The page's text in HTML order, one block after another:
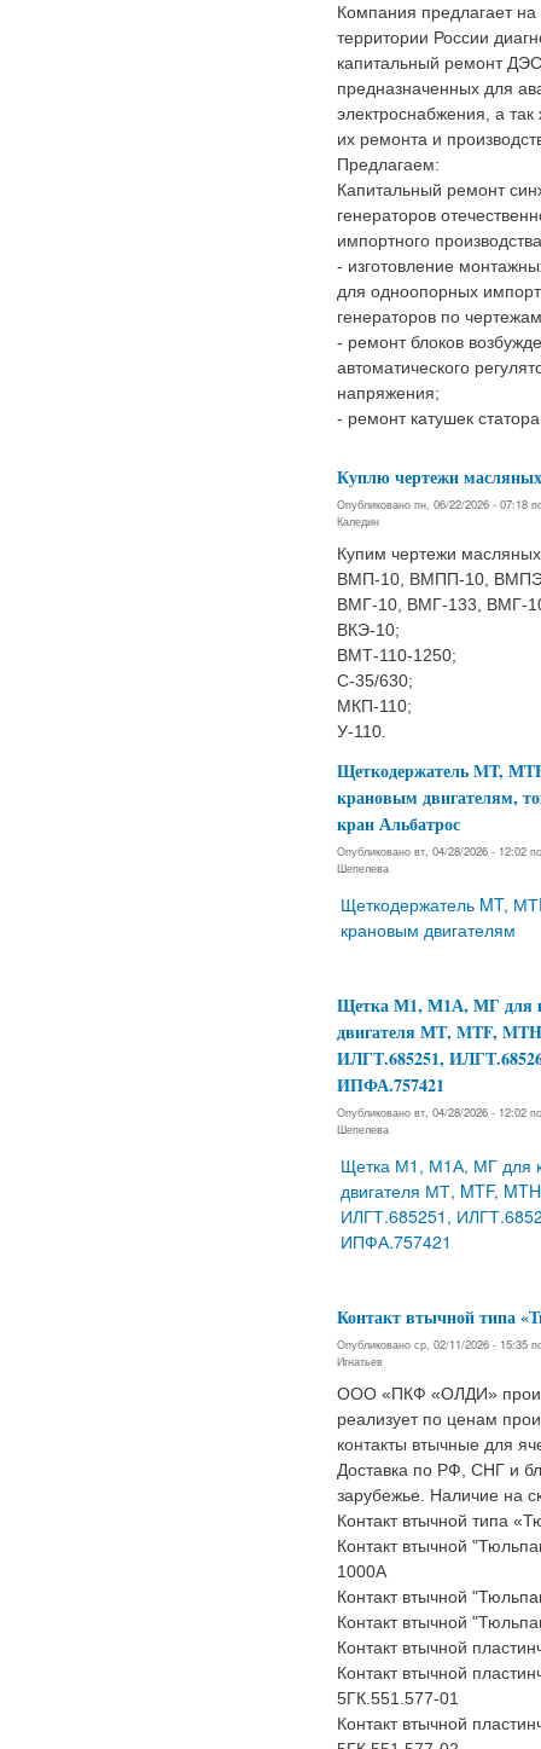
Компания предлагает на
территории России
капитальный ремонт
предназначенных для
электроснабжения, а так
их ремонта и
Предлагаем:
Капитальный ремонт
генераторов
импортного производства
- изготовление
для одноопорных
генераторов по
- ремонт блоков
автоматического
напряжения;
- ремонт катушек
Куплю чертежи
Опубликовано пн, 06/22/2026 - 07:18
Каледин
Купим чертежи
ВМП-10, ВМПП-10,
ВМГ-10, ВМГ-133, ВМГ-
ВКЭ-10;
ВМТ-110-1250;
С-35/630;
МКП-110;
У-110.
Щеткодержатель MT,
крановым двигателям,
кран Альбатрос
Опубликовано вт, 04/28/2026 - 12:02
Шепелева
Щеткодержатель MT,
крановым двигателям
Щетка М1, М1А, МГ для
двигателя МТ, MTF,
ИЛГТ.685251,
ИПФА.757421
Опубликовано вт, 04/28/2026 - 12:02
Шепелева
Щетка М1, М1А, МГ для
двигателя МТ, MTF,
ИЛГТ.685251,
ИПФА.757421
Контакт втычной типа
Опубликовано ср, 02/11/2026 - 15:35
Игнатьев
ООО «ПКФ «ОЛДИ»
реализует по ценам
контакты втычные для
Доставка по РФ, СНГ и
зарубежье. Наличие на
Контакт втычной типа
Контакт втычной
1000А
Контакт втычной
Контакт втычной
Контакт втычной
Контакт втычной
5ГК.551.577-01
Контакт втычной